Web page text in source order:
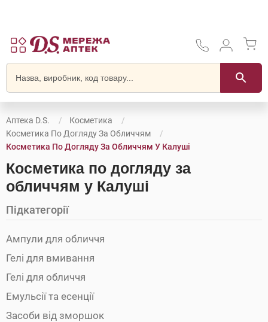
Аптека D.S.
Косметика
Косметика По Догляду За Обличчям
Косметика По Догляду За Обличчям У Калуші
Косметика по догляду за
обличчям у Калуші
Підкатегорії
Ампули для обличчя
Гелі для вмивання
Гелі для обличчя
Емульсії та есенції
Засоби від зморшок